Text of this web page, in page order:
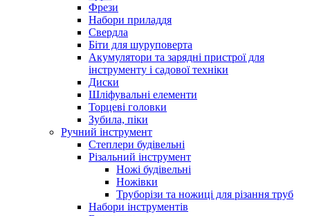
Фрези
Набори приладдя
Свердла
Біти для шуруповерта
Акумулятори та зарядні пристрої для
інструменту і садової техніки
Диски
Шліфувальні елементи
Торцеві головки
Зубила, піки
Ручний інструмент
Степлери будівельні
Різальний інструмент
Ножі будівельні
Ножівки
Труборізи та ножиці для різання труб
Набори інструментів